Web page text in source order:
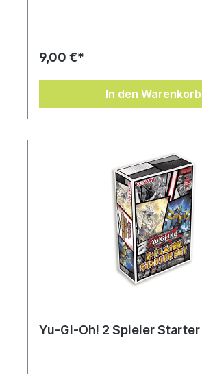
Schätze des Duellierens!
9,00 €*
In den Warenkorb
Yu-Gi-Oh! 2 Spieler Starter